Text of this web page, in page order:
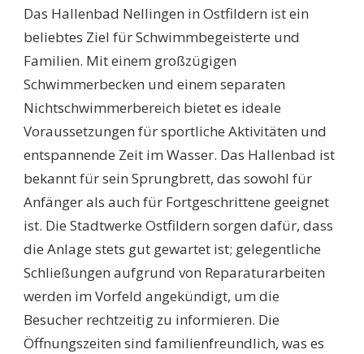
Das Hallenbad Nellingen in Ostfildern ist ein
beliebtes Ziel für Schwimmbegeisterte und
Familien. Mit einem großzügigen
Schwimmerbecken und einem separaten
Nichtschwimmerbereich bietet es ideale
Voraussetzungen für sportliche Aktivitäten und
entspannende Zeit im Wasser. Das Hallenbad ist
bekannt für sein Sprungbrett, das sowohl für
Anfänger als auch für Fortgeschrittene geeignet
ist. Die Stadtwerke Ostfildern sorgen dafür, dass
die Anlage stets gut gewartet ist; gelegentliche
Schließungen aufgrund von Reparaturarbeiten
werden im Vorfeld angekündigt, um die
Besucher rechtzeitig zu informieren. Die
Öffnungszeiten sind familienfreundlich, was es